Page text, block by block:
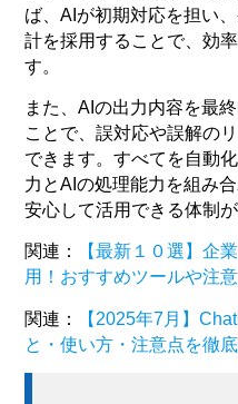
ば、AIが初期対応を担い
計を採用することで、効
す。
また、AIの出力内容を最
ことで、誤対応や誤解の
できます。すべてを自動
力とAIの処理能力を組み
安心して活用できる体制が
関連：
【最新１０選】企
用！おすすめツールや注
関連：
【2025年7月】
と・使い方・注意点を徹